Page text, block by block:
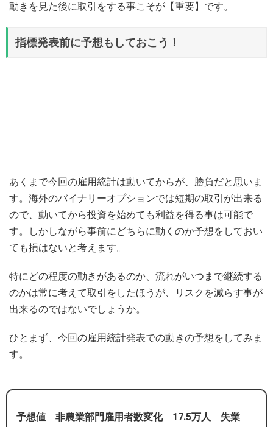
動きを見た後に取引をする事こそが【重要】です。
指標発表前に予想もしておこう！
あくまで今回の雇用統計は動いてからが、勝負だと思いま
す。海外のバイナリーオプションでは短期の取引が出来る
ので、動いてから投資を始めても利益を得る事は可能で
す。しかしながら事前にどちらに動くのか予想をしておい
ても損はないと考えます。
特にどの程度の動きがあるのか、流れがいつまで継続する
のかは常に考えて取引をしたほうが、リスクを減らす事が
出来るのではないでしょうか。
ひとまず、今回の雇用統計発表での動きの予想をしてみま
す。
予想値 非農業部門雇用者数変化 17.5万人 失業